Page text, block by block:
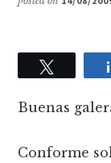
Buenas
Conforme